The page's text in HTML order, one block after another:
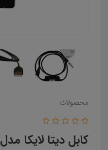
محصولات
کابل دیتا لایکا مدل GEV189